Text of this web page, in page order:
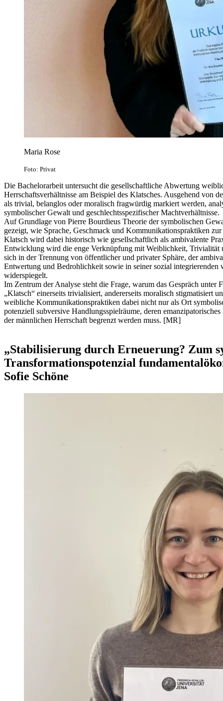
Maria Rose
Foto: Privat
Die Bachelorarbeit untersucht die gesellschaftliche Abwertung
Herrschaftsverhältnisse am Beispiel des Klatsches. Ausgehend von
als trivial, belanglos oder moralisch fragwürdig markiert werden,
symbolischer Gewalt und geschlechtsspezifischer Machtverhältnisse.
Auf Grundlage von Pierre Bourdieus Theorie der symbolischen
gezeigt, wie Sprache, Geschmack und Kommunikationspraktiken
Klatsch wird dabei historisch wie gesellschaftlich als ambivalente
Entwicklung wird die enge Verknüpfung mit Weiblichkeit, Trivialität
sich in der Trennung von öffentlicher und privater Sphäre, der
Entwertung und Bedrohlichkeit sowie in seiner sozial
widerspiegelt.
Im Zentrum der Analyse steht die Frage, warum das Gespräch unter
„Klatsch“ einerseits trivialisiert, andererseits moralisch stigmatisiert
weibliche Kommunikationspraktiken dabei nicht nur als Ort
potenziell subversive Handlungsspielräume, deren
der männlichen Herrschaft begrenzt werden muss. [MR]
„Stabilisierung durch Erneuerung? Zum
Transformationspotenzial
Sofie Schöne